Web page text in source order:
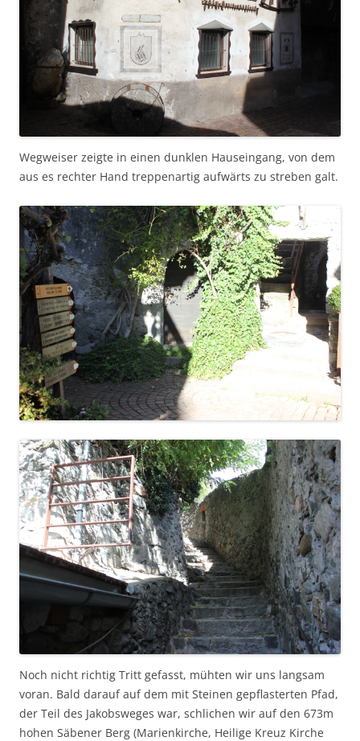
Wegweiser zeigte in einen dunklen Hauseingang, von dem
aus es rechter Hand treppenartig aufwärts zu streben galt.
Noch nicht richtig Tritt gefasst, mühten wir uns langsam
voran. Bald darauf auf dem mit Steinen gepflasterten Pfad,
der Teil des Jakobsweges war, schlichen wir auf den 673m
hohen Säbener Berg (Marienkirche, Heilige Kreuz Kirche